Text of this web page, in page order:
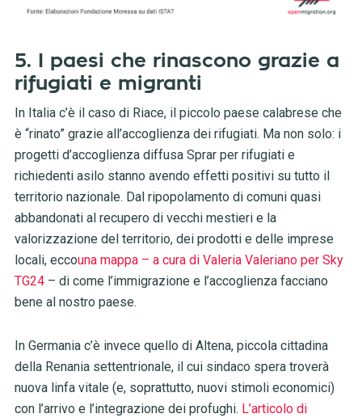
5. I paesi che rinascono grazie a
rifugiati e migranti
In Italia c’è il caso di Riace, il piccolo paese calabrese che
è “rinato” grazie all’accoglienza dei rifugiati. Ma non solo: i
progetti d’accoglienza diffusa Sprar per rifugiati e
richiedenti asilo stanno avendo effetti positivi su tutto il
territorio nazionale. Dal ripopolamento di comuni quasi
abbandonati al recupero di vecchi mestieri e la
valorizzazione del territorio, dei prodotti e delle imprese
locali, eccouna mappa – a cura di Valeria Valeriano per Sky
TG24– di come l’immigrazione e l’accoglienza facciano
bene al nostro paese.
In Germania c’è invece quello di Altena, piccola cittadina
della Renania settentrionale, il cui sindaco spera troverà
nuova linfa vitale (e, soprattutto, nuovi stimoli economici)
con l’arrivo e l’integrazione dei profughi. L’articolo di